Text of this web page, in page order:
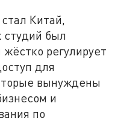
Китай,
студий был
регулирует
для
вынуждены
и
по